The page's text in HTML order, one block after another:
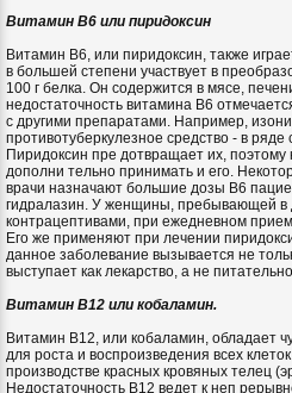
Витамин B6 или пиридоксин
Витамин B6, или пиридоксин, также
в большей степени участвует в
100 г белка. Он содержится в мясе,
недостаточность витамина В6
с другими препаратами. Например,
противотуберкулезное средство - в
Пиридоксин пре дотвращает их,
дополни тельно принимать и его.
врачи назначают большие дозы В6
гидралазин. У женщины, пребывающей в
контрацептивами, при ежедневном
Его же применяют при лечении
данное заболевание вызывается не
выступает как лекарство, а не
Витамин B12 или кобаламин.
Витамин В12, или кобаламин, обладает
для роста и воспроизведения всех
производстве красных кровяных телец
Недостаточность В12 ведет к неп